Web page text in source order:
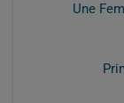
Une